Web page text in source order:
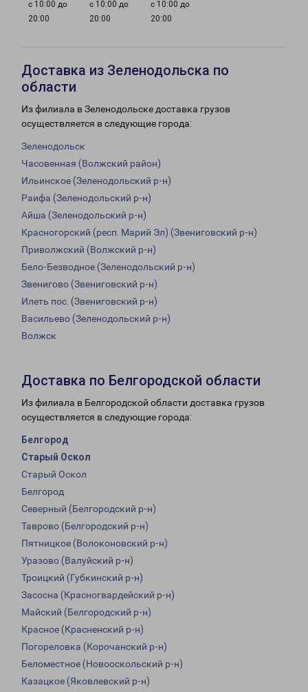
с 10:00 до
20:00
с 10:00 до
20:00
с 10:00 до
20:00
Доставка из Зеленодольска по
области
Из филиала в Зеленодольске доставка грузов
осуществляется в следующие города:
Зеленодольск
Часовенная (Волжский район)
Ильинское (Зеленодольский р-н)
Раифа (Зеленодольский р-н)
Айша (Зеленодольский р-н)
Красногорский (респ. Марий Эл) (Звениговский р-н)
Приволжский (Волжский р-н)
Бело-Безводное (Зеленодольский р-н)
Звенигово (Звениговский р-н)
Илеть пос. (Звениговский р-н)
Васильево (Зеленодольский р-н)
Волжск
Доставка по Белгородской области
Из филиала в Белгородской области доставка грузов
осуществляется в следующие города:
Белгород
Старый Оскол
Старый Оскол
Белгород
Северный (Белгородский р-н)
Таврово (Белгородский р-н)
Пятницкое (Волоконовский р-н)
Уразово (Валуйский р-н)
Троицкий (Губкинский р-н)
Засосна (Красногвардейский р-н)
Майский (Белгородский р-н)
Красное (Красненский р-н)
Погореловка (Корочанский р-н)
Беломестное (Новооскольский р-н)
Казацкое (Яковлевский р-н)